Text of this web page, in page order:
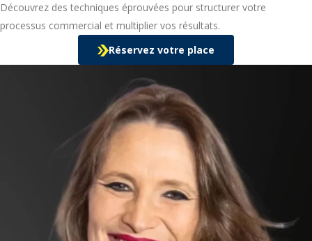
Découvrez des techniques éprouvées pour structurer votre
processus commercial et multiplier vos résultats.
Réservez votre place